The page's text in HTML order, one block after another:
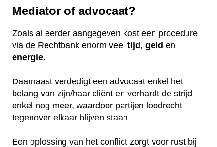
Mediator of advocaat?
Zoals al eerder aangegeven kost een procedure
via de Rechtbank enorm veel tijd, geld en
energie.
Daarnaast verdedigt een advocaat enkel het
belang van zijn/haar cliënt en verhardt de strijd
enkel nog meer, waardoor partijen loodrecht
tegenover elkaar blijven staan.
Een oplossing van het conflict zorgt voor rust bij